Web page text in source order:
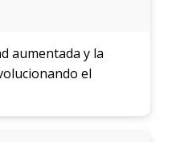
aumentada y la
el